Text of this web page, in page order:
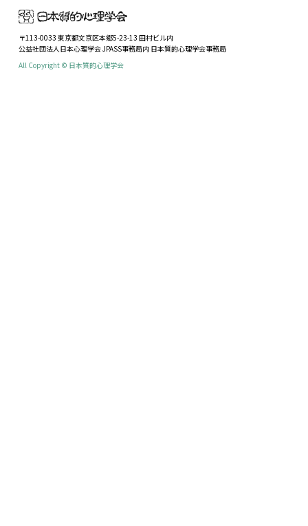
〒113-0033 東京都文京区本郷5-23-13 田村ビル内
公益社団法人日本心理学会 JPASS事務局内 日本質的心理学会事務局
All Copyright © 日本質的心理学会